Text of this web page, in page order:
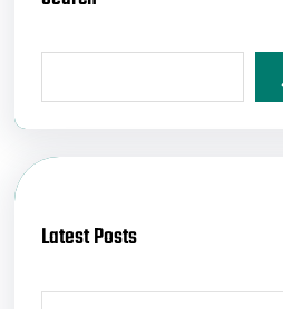
a
c
Latest Posts